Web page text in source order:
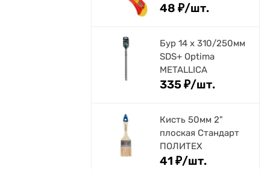
48 ₽/шт.
Бур 14 х 310/250мм
SDS+ Optima
METALLICA
335₽/шт.
Кисть 50мм 2"
плоская Стандарт
ПОЛИТЕХ
41 ₽/шт.